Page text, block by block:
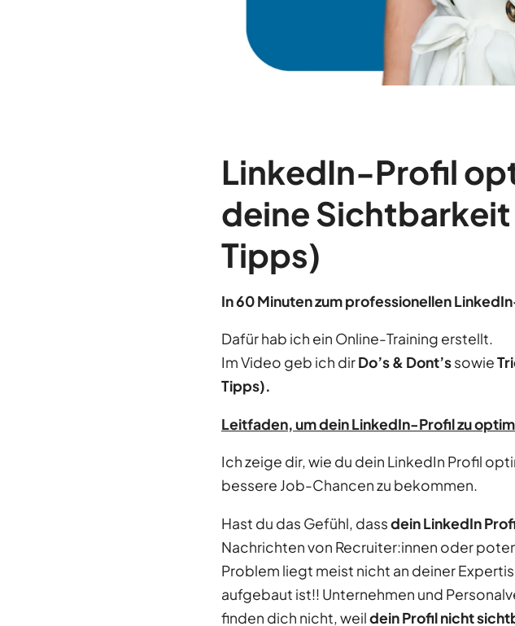
LinkedIn-Profil
deine
Tipps)
In 60 Minuten zum professionellen
Dafür hab ich ein Online-Training erstellt.
Im Video geb ich dirDo’s & Dont’ssowie
Tipps).
Leitfaden, um dein LinkedIn-Profil zu
Ich zeige dir, wie du dein LinkedIn Profil
bessere Job-Chancen zu bekommen.
Hast du das Gefühl, dassdein LinkedIn
Nachrichten von Recruiter:innen oder
Problem liegt meist nicht an deiner
aufgebaut ist!! Unternehmen und
finden dich nicht, weildein Profil nicht